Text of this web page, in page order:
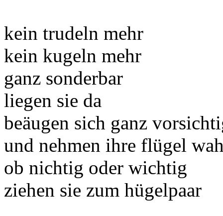
kein trudeln mehr
kein kugeln mehr
ganz sonderbar
liegen sie da
beäugen sich ganz
und nehmen ihre flügel
ob nichtig oder wichtig
ziehen sie zum hügelpaar